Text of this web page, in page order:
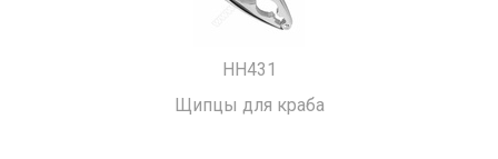
HH431
Щипцы для краба